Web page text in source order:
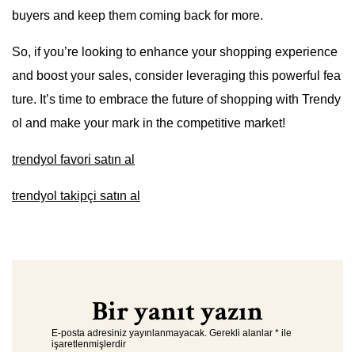
buyers and keep them coming back for more.
So, if you’re looking to enhance your shopping experience
and boost your sales, consider leveraging this powerful fea
ture. It’s time to embrace the future of shopping with Trendy
ol and make your mark in the competitive market!
trendyol favori satın al
trendyol takipçi satın al
Bir yanıt yazın
E-posta adresiniz yayınlanmayacak. Gerekli alanlar * ile
işaretlenmişlerdir